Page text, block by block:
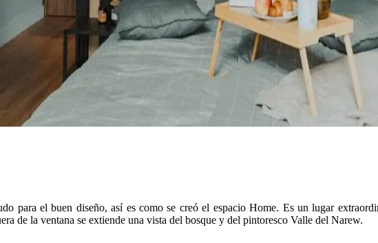
para el buen diseño, así es como se creó el espacio Home. Es un lugar
de la ventana se extiende una vista del bosque y del pintoresco Valle del Narew.